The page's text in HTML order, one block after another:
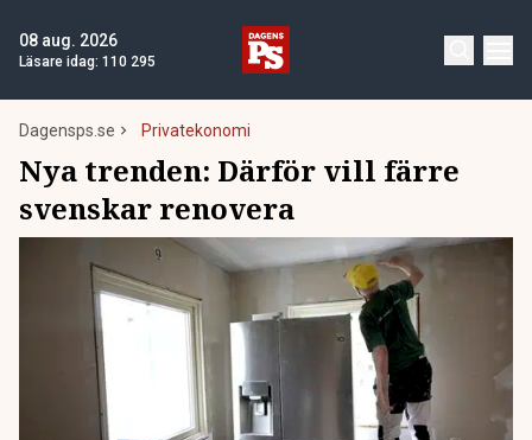
08 aug. 2026
Läsare idag: 110 295
Dagensps.se Privatekonomi
Nya trenden: Därför vill färre
svenskar renovera